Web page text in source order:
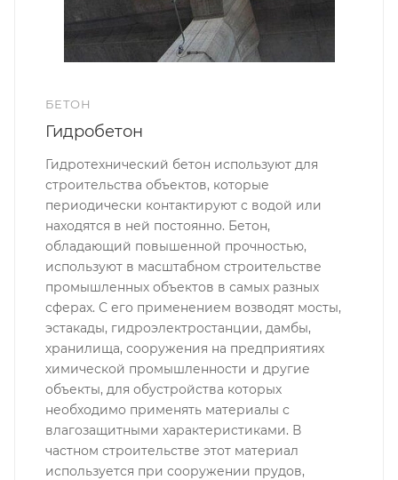
БЕТОН
Гидробетон
Гидротехнический бетон используют для
строительства объектов, которые
периодически контактируют с водой или
находятся в ней постоянно. Бетон,
обладающий повышенной прочностью,
используют в масштабном строительстве
промышленных объектов в самых разных
сферах. С его применением возводят мосты,
эстакады, гидроэлектростанции, дамбы,
хранилища, сооружения на предприятиях
химической промышленности и другие
объекты, для обустройства которых
необходимо применять материалы с
влагозащитными характеристиками. В
частном строительстве этот материал
используется при сооружении прудов,